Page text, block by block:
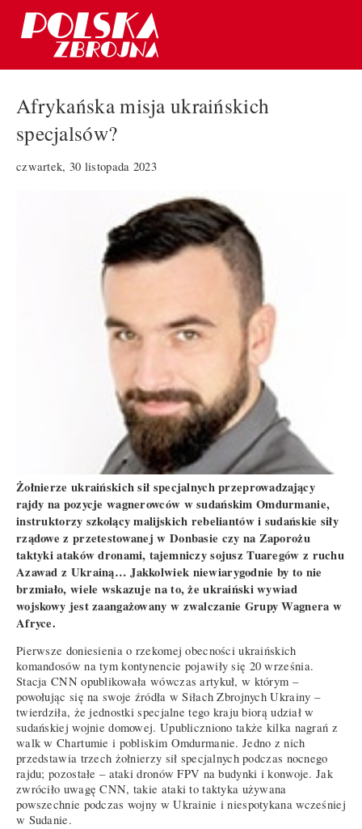
Afrykańska misja ukraińskich
specjalsów?
czwartek, 30 listopada 2023
Żołnierze ukraińskich sił specjalnych przeprowadzający
rajdy na pozycje wagnerowców w sudańskim Omdurmanie,
instruktorzy szkolący malijskich rebeliantów i sudańskie siły
rządowe z przetestowanej w Donbasie czy na Zaporożu
taktyki ataków dronami, tajemniczy sojusz Tuaregów z ruchu
Azawad z Ukrainą… Jakkolwiek niewiarygodnie by to nie
brzmiało, wiele wskazuje na to, że ukraiński wywiad
wojskowy jest zaangażowany w zwalczanie Grupy Wagnera w
Afryce.
Pierwsze doniesienia o rzekomej obecności ukraińskich
komandosów na tym kontynencie pojawiły się 20 września.
Stacja CNN opublikowała wówczas artykuł, w którym –
powołując się na swoje źródła w Siłach Zbrojnych Ukrainy –
twierdziła, że jednostki specjalne tego kraju biorą udział w
sudańskiej wojnie domowej. Upubliczniono także kilka nagrań z
walk w Chartumie i pobliskim Omdurmanie. Jedno z nich
przedstawia trzech żołnierzy sił specjalnych podczas nocnego
rajdu; pozostałe – ataki dronów FPV na budynki i konwoje. Jak
zwróciło uwagę CNN, takie ataki to taktyka używana
powszechnie podczas wojny w Ukrainie i niespotykana wcześniej
w Sudanie.